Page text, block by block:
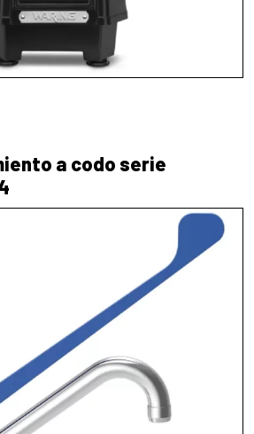
a codo serie